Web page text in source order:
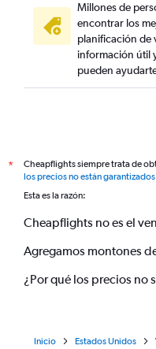
Millones de
encontrar los
planificación de
información útil
pueden
*
Cheapflights siempre trata de
los precios no están garantizados
Esta es la razón:
Cheapflights no es el
Agregamos montones
¿Por qué los precios no
Inicio Estados Unidos